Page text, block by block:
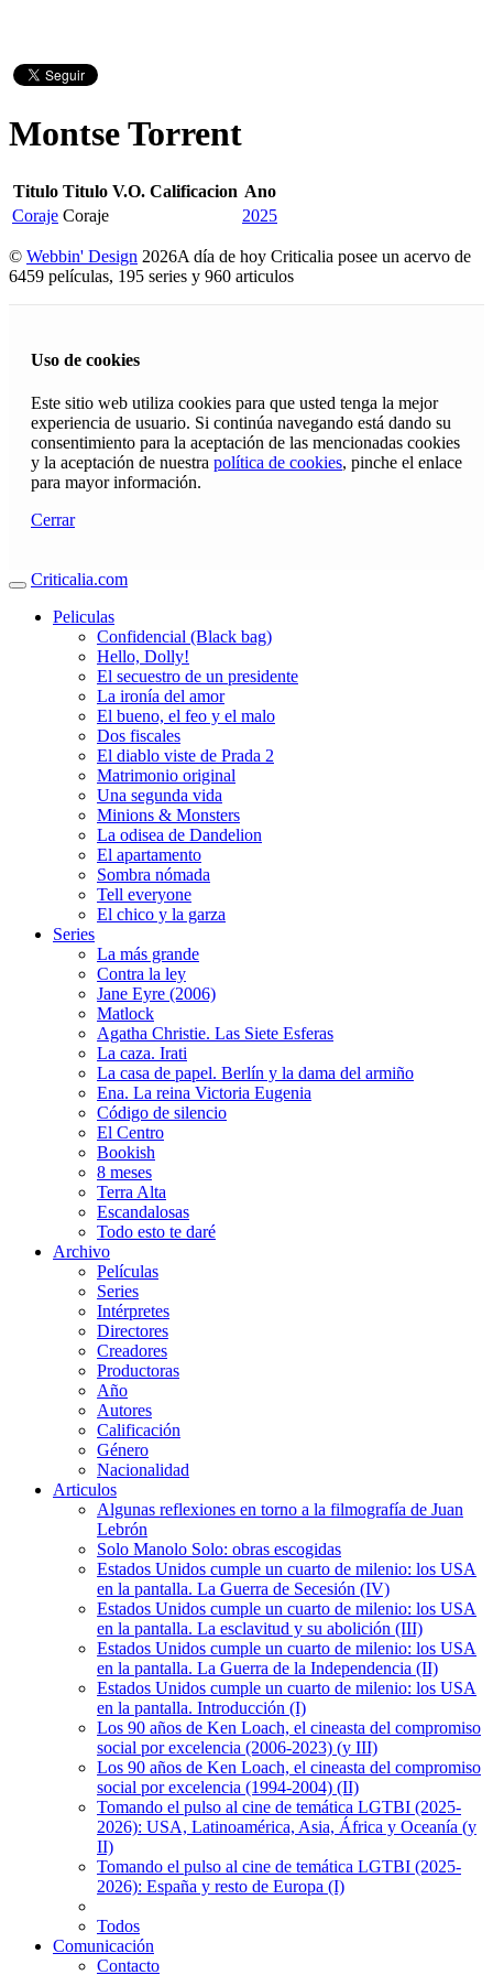
Montse Torrent
Titulo Titulo V.O. Calificacion Ano
Coraje Coraje 2025
© Webbin' Design 2026A día de hoy Criticalia posee un acervo de
6459 películas, 195 series y 960 articulos
Uso de cookies
Este sitio web utiliza cookies para que usted tenga la mejor
experiencia de usuario. Si continúa navegando está dando su
consentimiento para la aceptación de las mencionadas cookies
y la aceptación de nuestra política de cookies, pinche el enlace
para mayor información.
Cerrar
Criticalia.com
Peliculas
Confidencial (Black bag)
Hello, Dolly!
El secuestro de un presidente
La ironía del amor
El bueno, el feo y el malo
Dos fiscales
El diablo viste de Prada 2
Matrimonio original
Una segunda vida
Minions & Monsters
La odisea de Dandelion
El apartamento
Sombra nómada
Tell everyone
El chico y la garza
Series
La más grande
Contra la ley
Jane Eyre (2006)
Matlock
Agatha Christie. Las Siete Esferas
La caza. Irati
La casa de papel. Berlín y la dama del armiño
Ena. La reina Victoria Eugenia
Código de silencio
El Centro
Bookish
8 meses
Terra Alta
Escandalosas
Todo esto te daré
Archivo
Películas
Series
Intérpretes
Directores
Creadores
Productoras
Año
Autores
Calificación
Género
Nacionalidad
Articulos
Algunas reflexiones en torno a la filmografía de Juan
Lebrón
Solo Manolo Solo: obras escogidas
Estados Unidos cumple un cuarto de milenio: los USA
en la pantalla. La Guerra de Secesión (IV)
Estados Unidos cumple un cuarto de milenio: los USA
en la pantalla. La esclavitud y su abolición (III)
Estados Unidos cumple un cuarto de milenio: los USA
en la pantalla. La Guerra de la Independencia (II)
Estados Unidos cumple un cuarto de milenio: los USA
en la pantalla. Introducción (I)
Los 90 años de Ken Loach, el cineasta del compromiso
social por excelencia (2006-2023) (y III)
Los 90 años de Ken Loach, el cineasta del compromiso
social por excelencia (1994-2004) (II)
Tomando el pulso al cine de temática LGTBI (2025-
2026): USA, Latinoamérica, Asia, África y Oceanía (y
II)
Tomando el pulso al cine de temática LGTBI (2025-
2026): España y resto de Europa (I)
Todos
Comunicación
Contacto